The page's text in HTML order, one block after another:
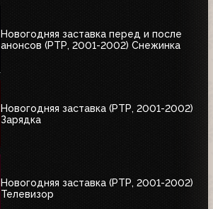
Новогодняя заставка перед и после
анонсов (РТР, 2001-2002) Снежинка
Новогодняя заставка (РТР, 2001-2002)
Зарядка
Новогодняя заставка (РТР, 2001-2002)
Телевизор